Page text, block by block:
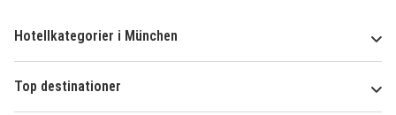
Hotellkategorier i München
Top destinationer